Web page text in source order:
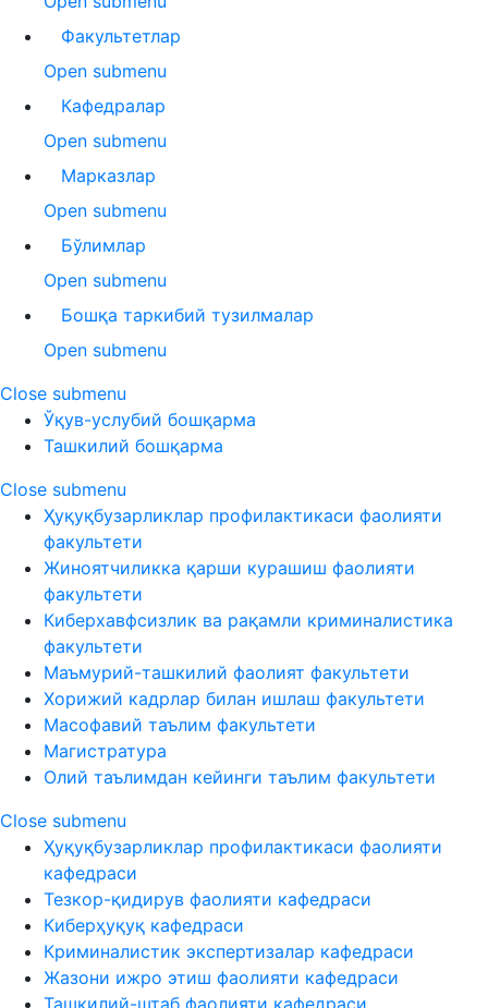
Факультетлар
Open submenu
Кафедралар
Open submenu
Марказлар
Open submenu
Бўлимлар
Open submenu
Бошқа таркибий тузилмалар
Open submenu
Close submenu
Ўқув-услубий бошқарма
Ташкилий бошқарма
Close submenu
Ҳуқуқбузарликлар профилактикаси фаолияти
факультети
Жиноятчиликка қарши курашиш фаолияти
факультети
Киберхавфсизлик ва рақамли криминалистика
факультети
Маъмурий-ташкилий фаолият факультети
Хорижий кадрлар билан ишлаш факультети
Масофавий таълим факультети
Магистратура
Олий таълимдан кейинги таълим факультети
Close submenu
Ҳуқуқбузарликлар профилактикаси фаолияти
кафедраси
Тезкор-қидирув фаолияти кафедраси
Киберҳуқуқ кафедраси
Криминалистик экспертизалар кафедраси
Жазони ижро этиш фаолияти кафедраси
Ташкилий-штаб фаолияти кафедраси